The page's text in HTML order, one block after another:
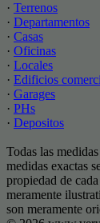
· Terrenos
· Departamentos
· Casas
· Oficinas
· Locales
· Edificios
· Garages
· PHs
· Depositos
Todas las
medidas exactas
propiedad de
meramente
son meramente